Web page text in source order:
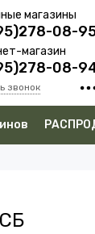
магазины
08-
магазин
08-
звонок